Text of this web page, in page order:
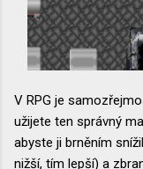
V RPG je
užijete ten správný
abyste ji brněním
nižší, tím lepší) a